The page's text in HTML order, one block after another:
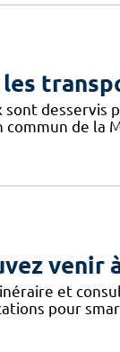
sont desservis
commun de la
venir
et
pour